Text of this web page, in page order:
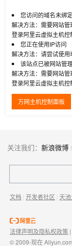
您访问的域名未绑
解决方法：需要网站
登录阿里云虚拟主机控
您正在使用IP访问
解决方法：请尝试使用
该站点已被网站管
解决方法：需要网站
登录阿里云虚拟主机控
万网主机控制面板